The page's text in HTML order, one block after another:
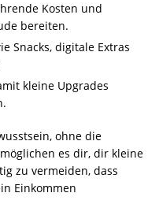
Kosten und
bereiten.
Snacks, digitale Extras
kleine Upgrades
ohne die
es dir, dir kleine
zu vermeiden, dass
Einkommen